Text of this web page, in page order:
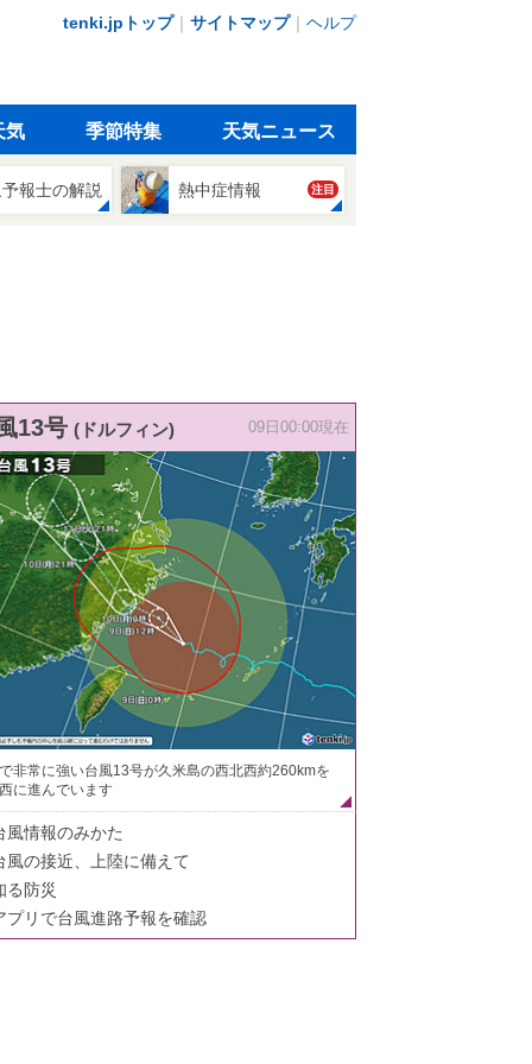
tenki.jpトップ｜ サイトマップ｜ ヘルプ
気 季節特集 天気ニュース
報士の解説 熱中症情報 注目
13号 (ドルフィン) 09日00:00現在
非常に強い台風13号が久米島の西北西約260kmを
に進んでいます
風情報のみかた
風の接近、上陸に備えて
る防災
プリで台風進路予報を確認